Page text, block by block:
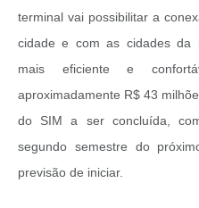
terminal vai possibilitar a
cidade e com as cidades da
mais eficiente e
aproximadamente R$ 43
do SIM a ser concluída,
segundo semestre do
previsão de iniciar.